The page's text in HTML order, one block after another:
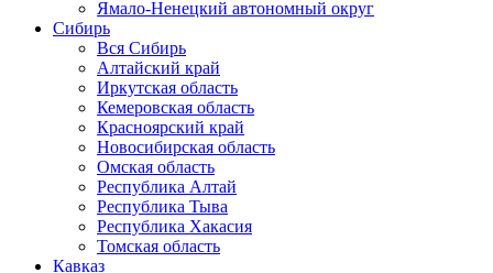
Ямало-Ненецкий автономный округ
Сибирь
Вся Сибирь
Алтайский край
Иркутская область
Кемеровская область
Красноярский край
Новосибирская область
Омская область
Республика Алтай
Республика Тыва
Республика Хакасия
Томская область
Кавказ